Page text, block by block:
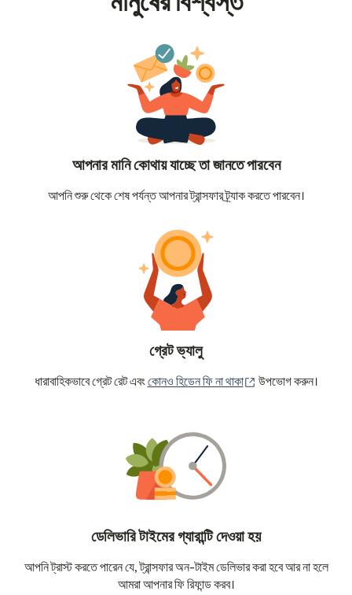
আপনার মানি কোথায় যাচ্ছে তা জানতে পারবেন
আপনি শুরু থেকে শেষ পর্যন্ত আপনার ট্রান্সফার ট্র্যাক করতে পারবেন।
গ্রেট ভ্যালু
ধারাবাহিকভাবে গ্রেট রেট এবংকোনও হিডেন ফি না থাকা (নতুন উইন্ডোতে খুলবে)
উপভোগ করুন।
ডেলিভারি টাইমের গ্যারান্টি দেওয়া হয়
আপনি ট্রাস্ট করতে পারেন যে, ট্রান্সফার অন-টাইম ডেলিভার করা হবে আর না হলে
আমরা আপনার ফি রিফান্ড করব।